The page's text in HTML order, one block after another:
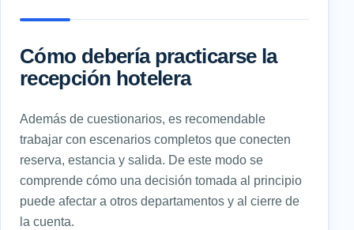
Cómo debería practicarse la
recepción hotelera
Además de cuestionarios, es recomendable
trabajar con escenarios completos que conecten
reserva, estancia y salida. De este modo se
comprende cómo una decisión tomada al principio
puede afectar a otros departamentos y al cierre de
la cuenta.